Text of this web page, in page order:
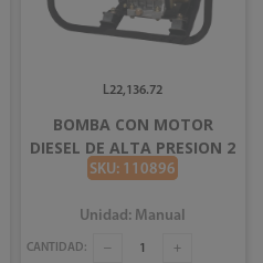
BOMBA CON MOTOR
DIESEL DE ALTA PRESION 2
X 2 PLG 10 HP BRUNELLI
SKU: 110896
L22,136.72
Unidad: Manual
CANTIDAD: